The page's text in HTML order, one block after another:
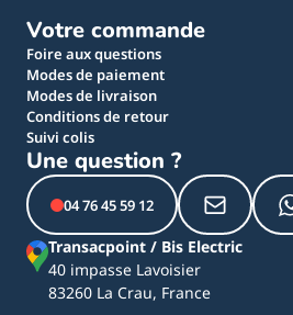
Votre commande
Foire aux questions
Modes de paiement
Modes de livraison
Conditions de retour
Suivi colis
Une question ?
04 76 45 59 12
Transacpoint / Bis Electric
40 impasse Lavoisier
83260 La Crau, France